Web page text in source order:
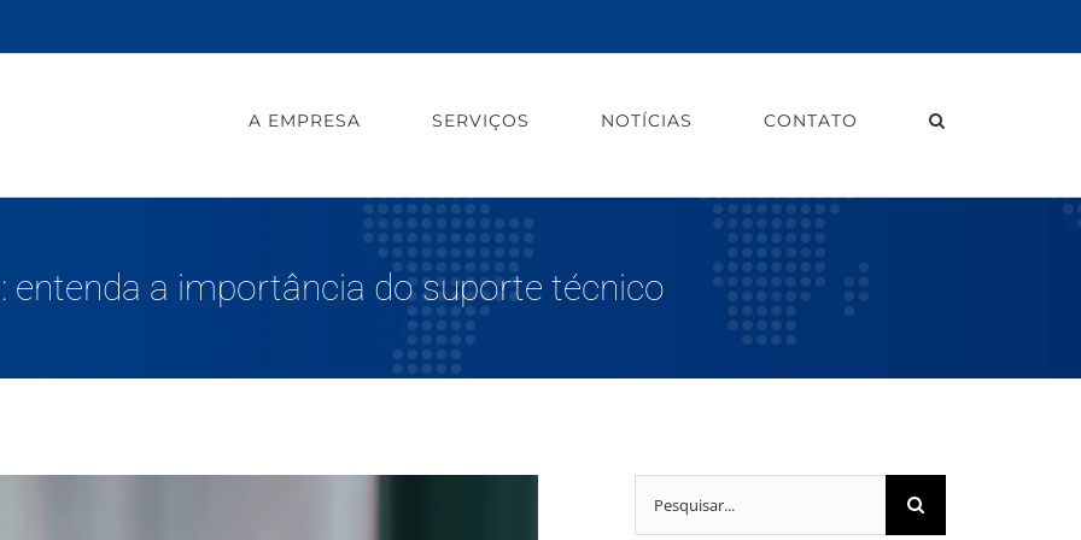
A EMPRESA SERVIÇOS NOTÍCIAS CONTATO
entenda a importância do suporte técnico